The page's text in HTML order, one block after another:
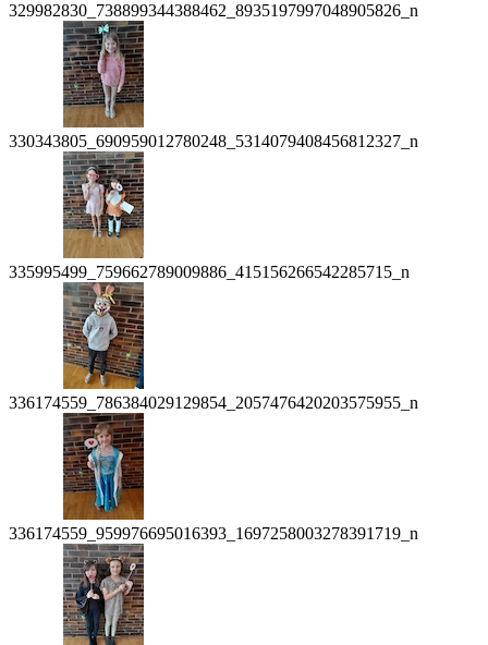
329982830_738899344388462_8935197997048905826_n
330343805_690959012780248_5314079408456812327_n
335995499_759662789009886_415156266542285715_n
336174559_786384029129854_2057476420203575955_n
336174559_959976695016393_1697258003278391719_n